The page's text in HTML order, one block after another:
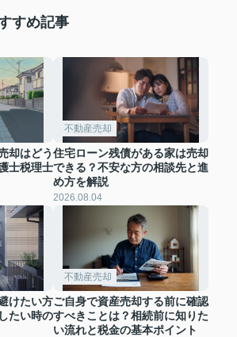
すめ記事
却はどう
士税理士
不動産売却
住宅ローン残債がある家は売却
できる？不安な方の相談先と進
め方を解説
2026.08.04
けたい方
たい時の
不動産売却
ご自身で資産売却する前に確認
すべきことは？相続前に知りた
い流れと税金の基本ポイント